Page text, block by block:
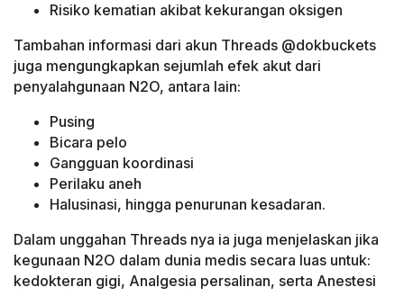
Risiko kematian akibat kekurangan oksigen
Tambahan informasi dari akun Threads @dokbuckets
juga mengungkapkan sejumlah efek akut dari
penyalahgunaan N2O, antara lain:
Pusing
Bicara pelo
Gangguan koordinasi
Perilaku aneh
Halusinasi, hingga penurunan kesadaran.
Dalam unggahan Threads nya ia juga menjelaskan jika
kegunaan N2O dalam dunia medis secara luas untuk:
kedokteran gigi, Analgesia persalinan, serta Anestesi